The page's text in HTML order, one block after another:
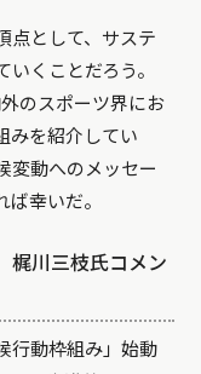
点として、サステ
くことだろう。
のスポーツ界にお
みを紹介してい
変動へのメッセー
幸いだ。
川三枝氏コメン
行動枠組み」始動